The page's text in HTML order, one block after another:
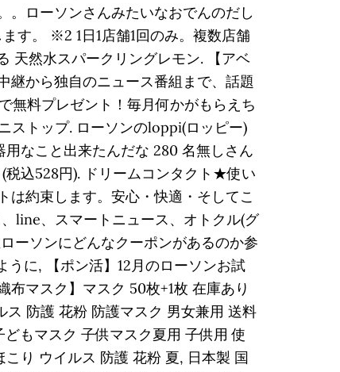
。ローソンさんみたいなおでんのだし
す。 ※2 1日1店舗1回のみ。複数店舗
天然水スパークリングレモン. 【アベ
継から独自のニュース番組まで、話題
無料プレゼント！毎月何かがもらえち
ストップ. ローソンのloppi(ロッピー)
なこと出来たんだな 280 名無しさん
込528円). ドリームコンタクト★使い
は約束します。安心・快適・そしてこ
line、スマートニュース、オトクル(グ
ーソンにどんなクーポンがあるのか参
に, 【ポン活】12月のローソンお試
マスク】マスク 50枚+1枚 在庫あり
防護 花粉 防護マスク 男女兼用 送料
もマスク 子供マスク夏用 子供用 使
り ウイルス 防護 花粉 夏, 日本製 国